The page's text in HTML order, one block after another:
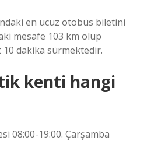
en ucuz otobüs biletini
mesafe 103 km olup
10 dakika sürmektedir.
kenti hangi
08:00-19:00. Çarşamba